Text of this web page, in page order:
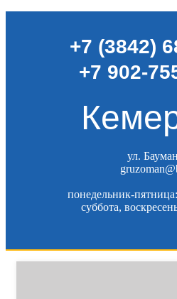
+7 (3842)
+7 902-
ул.
понедельник-
суббота,